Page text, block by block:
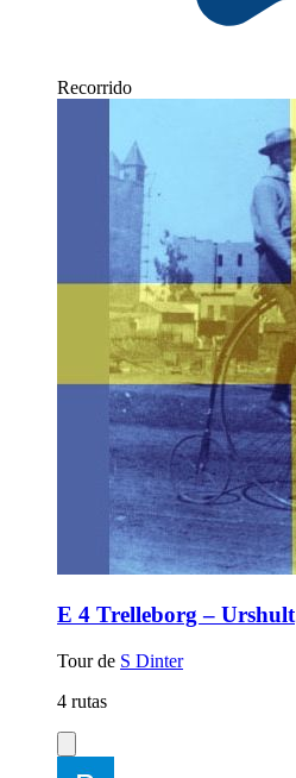
Recorrido
E 4 Trelleborg – Urshult
Tour de S Dinter
4 rutas